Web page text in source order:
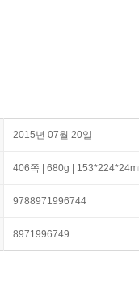
2015년 07월 20일
406쪽 | 680g |
9788971996744
8971996749